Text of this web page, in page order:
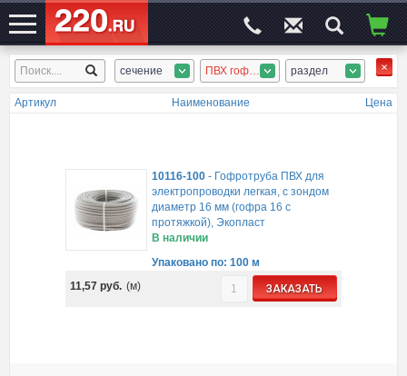
ЭЛЕКТРОСАЙТ№1 сечение ПВХ гофротруба, ПНД гофротруба раздел
Артикул Наименование Цена
10116-100 - Гофротруба ПВХ для
электропроводки легкая, с зондом
диаметр 16 мм (гофра 16 с
протяжкой), Экопласт
В наличии
Упаковано по: 100 м
11,57руб. (м) ЗАКАЗАТЬ